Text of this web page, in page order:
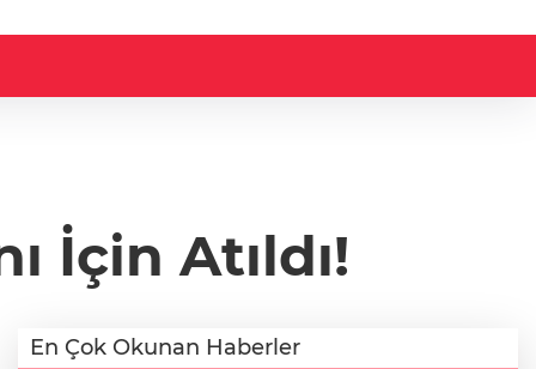
İçin Atıldı!
En Çok Okunan Haberler